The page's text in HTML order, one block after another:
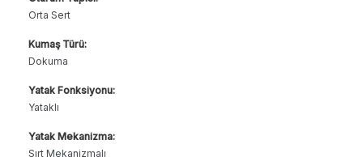
Orta Sert
Kumaş Türü:
Dokuma
Yatak Fonksiyonu:
Yataklı
Yatak Mekanizma:
Sırt Mekanizmalı